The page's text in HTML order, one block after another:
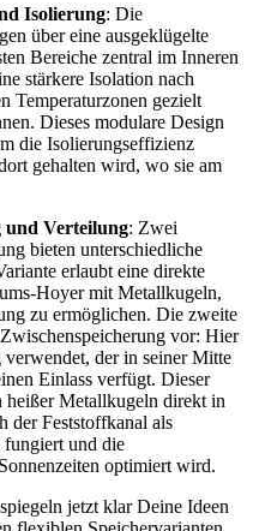
Isolierung: Die
über eine ausgeklügelte
Bereiche zentral im Inneren
stärkere Isolation nach
Temperaturzonen gezielt
Dieses modulare Design
die Isolierungseffizienz
gehalten wird, wo sie am
und Verteilung: Zwei
bieten unterschiedliche
erlaubt eine direkte
Hoyer mit Metallkugeln,
zu ermöglichen. Die zweite
vor: Hier
der in seiner Mitte
Einlass verfügt. Dieser
heißer Metallkugeln direkt in
der Feststoffkanal als
fungiert und die
optimiert wird.
jetzt klar Deine Ideen